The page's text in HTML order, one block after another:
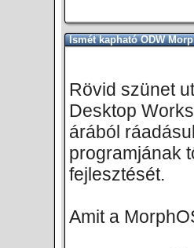
Ismét kapható ODW
Rövid szünet
Desktop
árából
programjának
fejlesztését.
Amit a